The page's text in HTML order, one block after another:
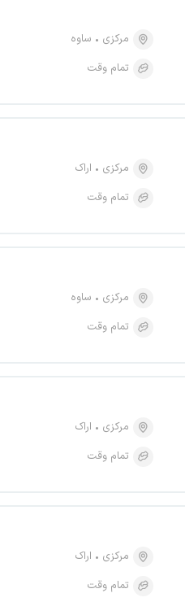
مرکزی
ساوه
تمام وقت
مرکزی
اراک
تمام وقت
مرکزی
ساوه
تمام وقت
مرکزی
اراک
تمام وقت
مرکزی
اراک
تمام وقت